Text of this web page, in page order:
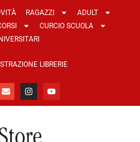
RAGAZZI
ADULT
CURCIO SCUOLA
LIBRERIE